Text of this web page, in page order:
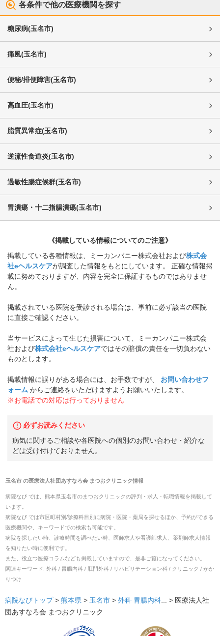
各条件で他の医療機関を探す
糖尿病(玉名市)
痛風(玉名市)
便秘/排便障害(玉名市)
高血圧(玉名市)
脂質異常症(玉名市)
逆流性食道炎(玉名市)
過敏性腸症候群(玉名市)
胃潰瘍・十二指腸潰瘍(玉名市)
《掲載している情報についてのご注意》
掲載している各種情報は、ミーカンパニー株式会社および株式会
社eヘルスケアが調査した情報をもとにしています。 正確な情報掲
載に努めておりますが、内容を完全に保証するものではありませ
ん。
掲載されている医院を受診される場合は、事前に必ず該当の医院
に直接ご確認ください。
当サービスによって生じた損害について、ミーカンパニー株式会
社および株式会社eヘルスケアではその賠償の責任を一切負わない
ものとします。
掲載情報に誤りがある場合には、お手数ですが、
お問い合わせフ
ォーム からご連絡をいただけますようお願いいたします。
※お電話での対応は行っておりません
必ずお読みください
病気に関するご相談や各医院への個別のお問い合わせ・紹介な
どは受け付けておりません。
玉名市の医療法人社団あすなろ会 まつおクリニック情報
病院なび では、 熊本県玉名市のまつおクリニックの評判・求人・転職情報を掲載して
います。
病院なび では市区町村別/診療科目別に病院・医院・薬局を探せるほか、予約ができる
医療機関や、キーワードでの検索も可能です。
病院を探したい時、診療時間を調べたい時、医師求人や看護師求人、薬剤師求人情報
を知りたい時に便利です。
また、役立つ医療コラムなども掲載していますので、是非ご覧になってください。
関連キーワード: 外科 / 胃腸内科 / 肛門外科 / リハビリテーション科 / クリニック / かか
りつけ
病院なびトップ> 熊本県 > 玉名市 > 外科 胃腸内科 ... > 医療法人社
団あすなろ会 まつおクリニック